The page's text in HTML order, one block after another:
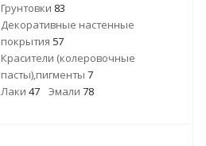
Грунтовки 83
Декоративные настенные
покрытия 57
Красители (колеровочные
пасты),пигменты 7
Лаки 47 Эмали 78